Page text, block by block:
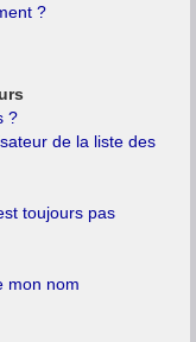
?
?
de la liste des
toujours pas
mon nom